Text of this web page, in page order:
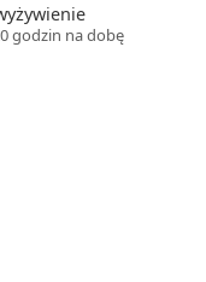
godzin na dobę